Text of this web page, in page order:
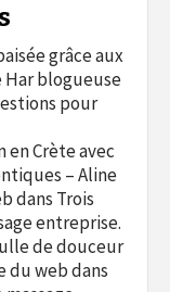
grâce aux
Har blogueuse
pour
en Crète avec
– Aline
dans Trois
entreprise.
de douceur
du webdans